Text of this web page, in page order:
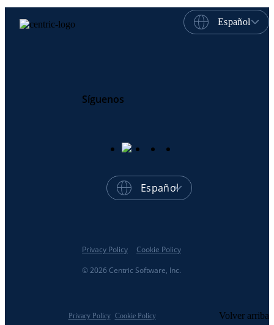
Español
Síguenos
Español
© 2026 Centric Software, Inc.
Privacy Policy Cookie Policy
Privacy Policy Cookie Policy Volver arriba